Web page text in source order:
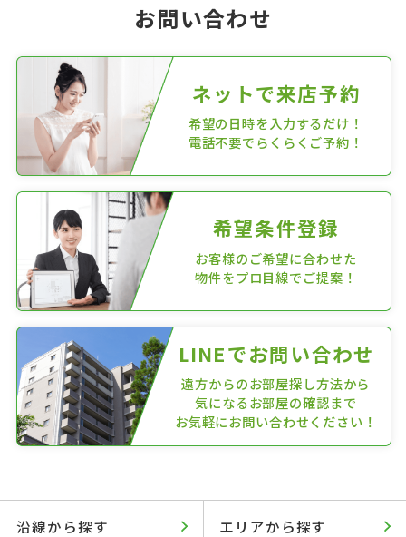
お問い合わせ
ネットで来店予約
希望の日時を入力するだけ！
電話不要でらくらくご予約！
希望条件登録
お客様のご希望に合わせた
物件をプロ目線でご提案！
LINEでお問い合わせ
遠方からのお部屋探し方法から
気になるお部屋の確認まで
お気軽にお問い合わせください！
沿線から探す エリアから探す